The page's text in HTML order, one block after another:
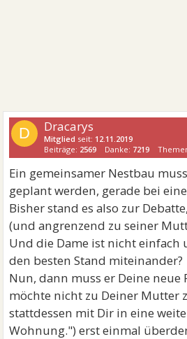
D Dracarys
Mitglied seit: 12.11.2019
Beiträge: 2569 Danke: 7219
Ein gemeinsamer Nestbau
geplant werden, gerade bei
Bisher stand es also zur
(und angrenzend zu seiner
Und die Dame ist nicht
den besten Stand miteinander?
Nun, dann muss er Deine neue
möchte nicht zu Deiner Mutter
stattdessen mit Dir in eine
Wohnung.") erst einmal